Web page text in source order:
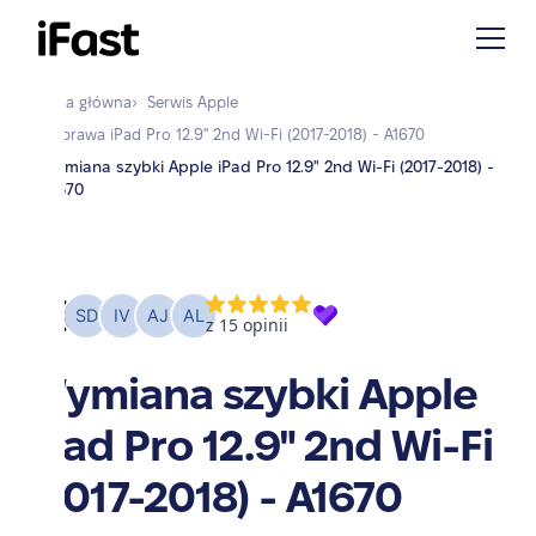
Strona główna› Serwis Apple
Naprawa iPad Pro 12.9" 2nd Wi-Fi (2017-2018) - A1670
Wymiana szybki Apple iPad Pro 12.9" 2nd Wi-Fi (2017-2018) -
A1670
Wymiana szybki Apple
iPad Pro 12.9" 2nd Wi-Fi
(2017-2018) - A1670